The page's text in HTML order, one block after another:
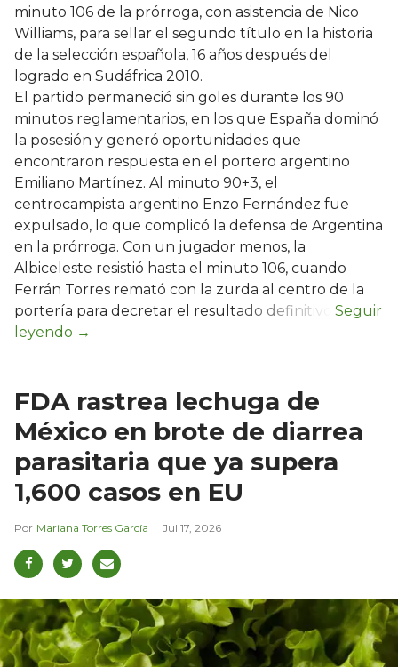
minuto 106 de la prórroga, con asistencia de Nico
Williams, para sellar el segundo título en la historia
de la selección española, 16 años después del
logrado en Sudáfrica 2010.
El partido permaneció sin goles durante los 90
minutos reglamentarios, en los que España dominó
la posesión y generó oportunidades que
encontraron respuesta en el portero argentino
Emiliano Martínez. Al minuto 90+3, el
centrocampista argentino Enzo Fernández fue
expulsado, lo que complicó la defensa de Argentina
en la prórroga. Con un jugador menos, la
Albiceleste resistió hasta el minuto 106, cuando
Ferrán Torres remató con la zurda al centro de la
portería para decretar el resultado definitivo.
FDA rastrea lechuga de
México en brote de diarrea
parasitaria que ya supera
1,600 casos en EU
Mariana Torres García Jul 17, 2026